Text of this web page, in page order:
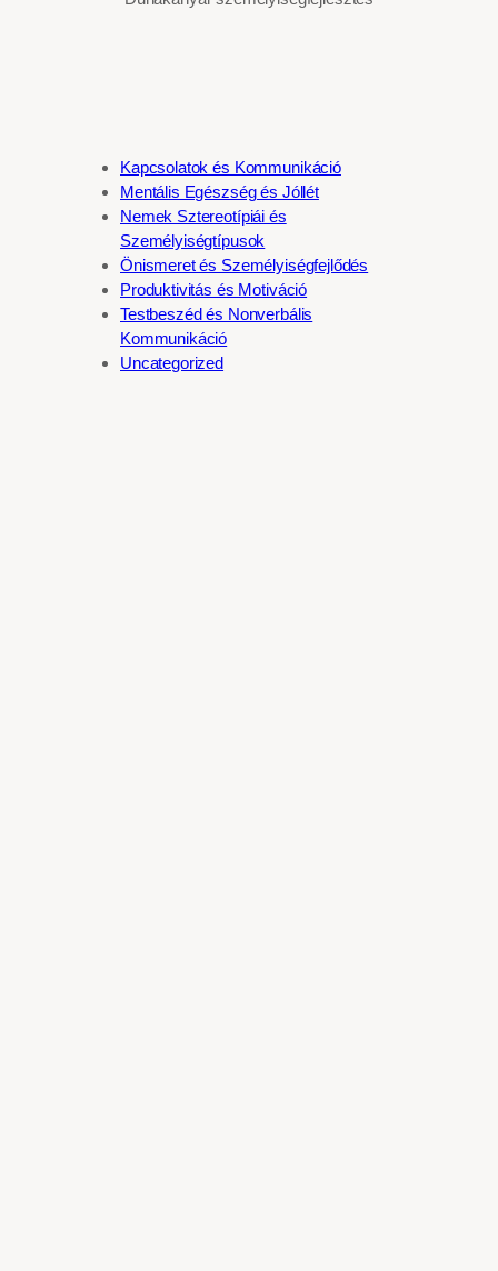
Kapcsolatok és Kommunikáció
Mentális Egészség és Jóllét
Nemek Sztereotípiái és
Személyiségtípusok
Önismeret és Személyiségfejlődés
Produktivitás és Motiváció
Testbeszéd és Nonverbális
Kommunikáció
Uncategorized